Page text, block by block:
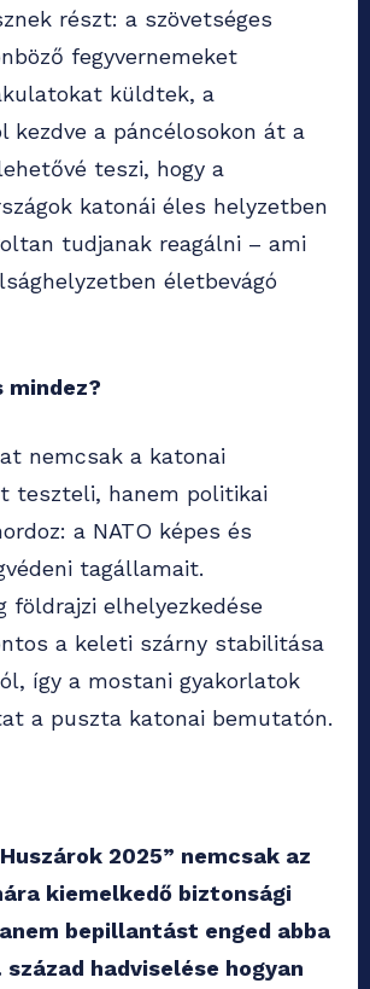
részt: a szövetséges
fegyvernemeket
küldtek, a
kezdve a páncélosokon át a
teszi, hogy a
katonái éles helyzetben
tudjanak reagálni – ami
életbevágó
nemcsak a katonai
teszteli, hanem politikai
a NATO képes és
tagállamait.
földrajzi elhelyezkedése
a keleti szárny stabilitása
így a mostani gyakorlatok
a puszta katonai bemutatón.
2025” nemcsak az
kiemelkedő biztonsági
bepillantást enged abba
század hadviselése hogyan